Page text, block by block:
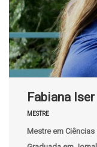
Fabiana Iser
MESTRE
Mestre em